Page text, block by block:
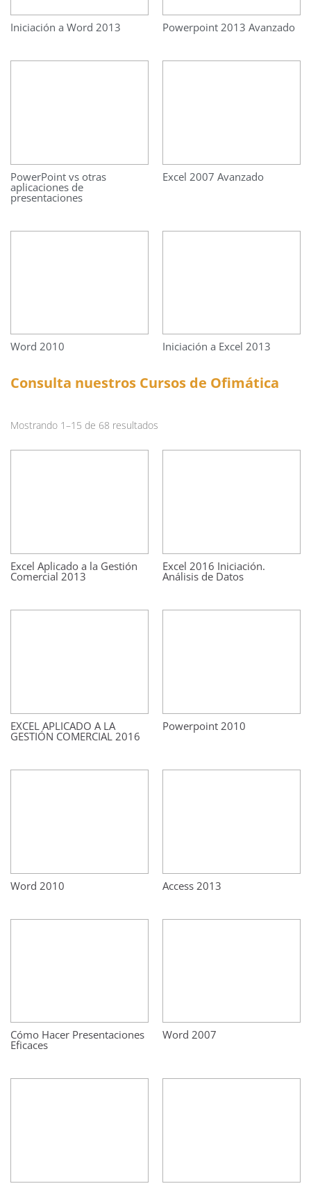
Iniciación a Word 2013 Powerpoint 2013 Avanzado
PowerPoint vs otras
aplicaciones de
presentaciones
Excel 2007 Avanzado
Word 2010 Iniciación a Excel 2013
Consulta nuestros Cursos de Ofimática
Mostrando 1–15 de 68 resultados
Excel Aplicado a la Gestión
Comercial 2013
Excel 2016 Iniciación.
Análisis de Datos
EXCEL APLICADO A LA
GESTIÓN COMERCIAL 2016
Powerpoint 2010
Word 2010 Access 2013
Cómo Hacer Presentaciones
Eficaces
Word 2007